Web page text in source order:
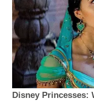
Disney Princesses: